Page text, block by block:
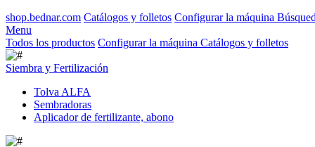
shop.bednar.com Catálogos y folletos Configurar la máquina
Menu
Todos los productos Configurar la máquina Catálogos y folletos
Siembra y Fertilización
Tolva ALFA
Sembradoras
Aplicador de fertilizante, abono